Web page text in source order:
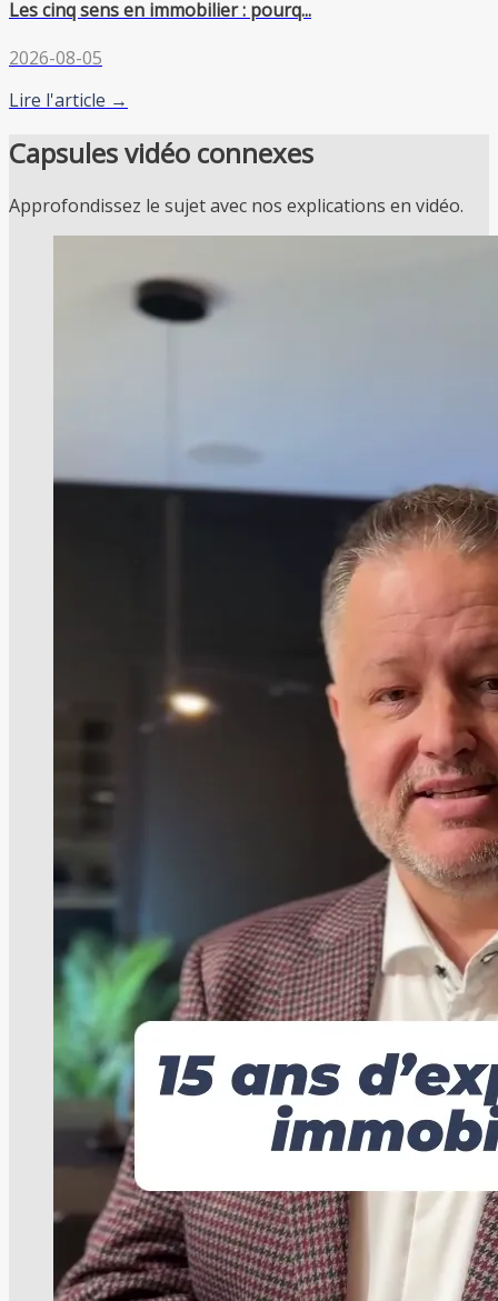
Les cinq sens en immobilier : pourq...
2026-08-05
Lire l'article →
Capsules vidéo connexes
Approfondissez le sujet avec nos explications en vidéo.